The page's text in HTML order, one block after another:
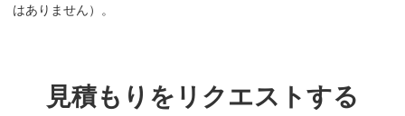
はありません）。
見積もりをリクエストする